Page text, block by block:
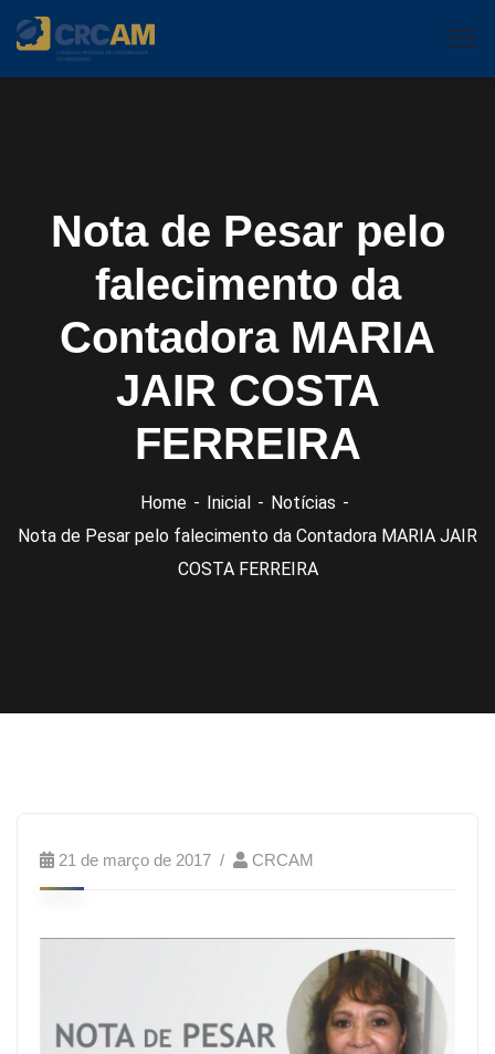
Nota de Pesar pelo
falecimento da
Contadora MARIA
JAIR COSTA
FERREIRA
Home Inicial
Notícias
Nota de Pesar pelo falecimento da Contadora MARIA JAIR
COSTA FERREIRA
21 de março de 2017 CRCAM